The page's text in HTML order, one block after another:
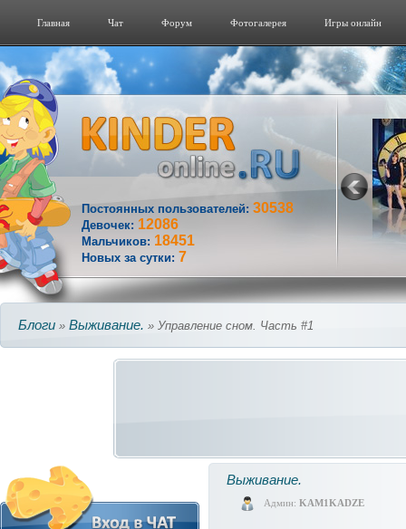
Главная Чат Форум Фотогалерeя Игры онлайн
Постоянных пользователей: 30538
Девочек: 12086
Мальчиков: 18451
Новых за сутки: 7
Блоги » Выживание. » Управление сном. Часть #1
Выживание.
Админ: KAM1KADZE